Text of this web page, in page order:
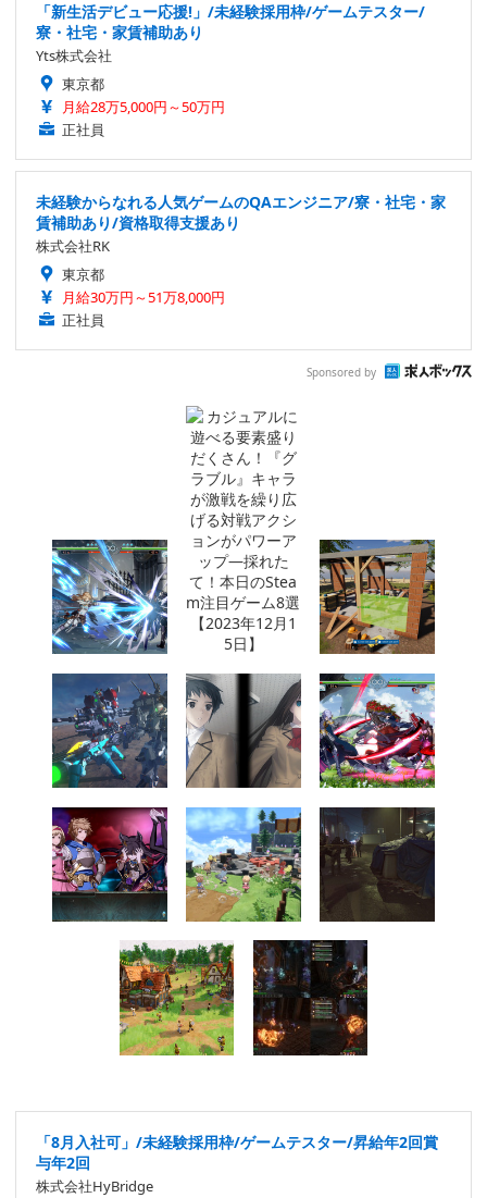
「新生活デビュー応援!」/未経験採用枠/ゲームテスター/
寮・社宅・家賃補助あり
Yts株式会社
東京都
月給28万5,000円～50万円
正社員
未経験からなれる人気ゲームのQAエンジニア/寮・社宅・家
賃補助あり/資格取得支援あり
株式会社RK
東京都
月給30万円～51万8,000円
正社員
Sponsored by
「8月入社可」/未経験採用枠/ゲームテスター/昇給年2回賞
与年2回
株式会社HyBridge